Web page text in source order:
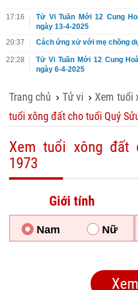
17:16
Tử Vi Tuần Mới 12 Cung
ngày 13-4-2025
20:37
Cách ứng xử với mẹ chồng
22:28
Tử Vi Tuần Mới 12 Cung
ngày 6-4-2025
Trang chủ ›Tử vi ›Xem tuổi
tuổi xông đất cho tuổi Quý
Xem tuổi xông đất
1973
Giới tính
Nam Nữ